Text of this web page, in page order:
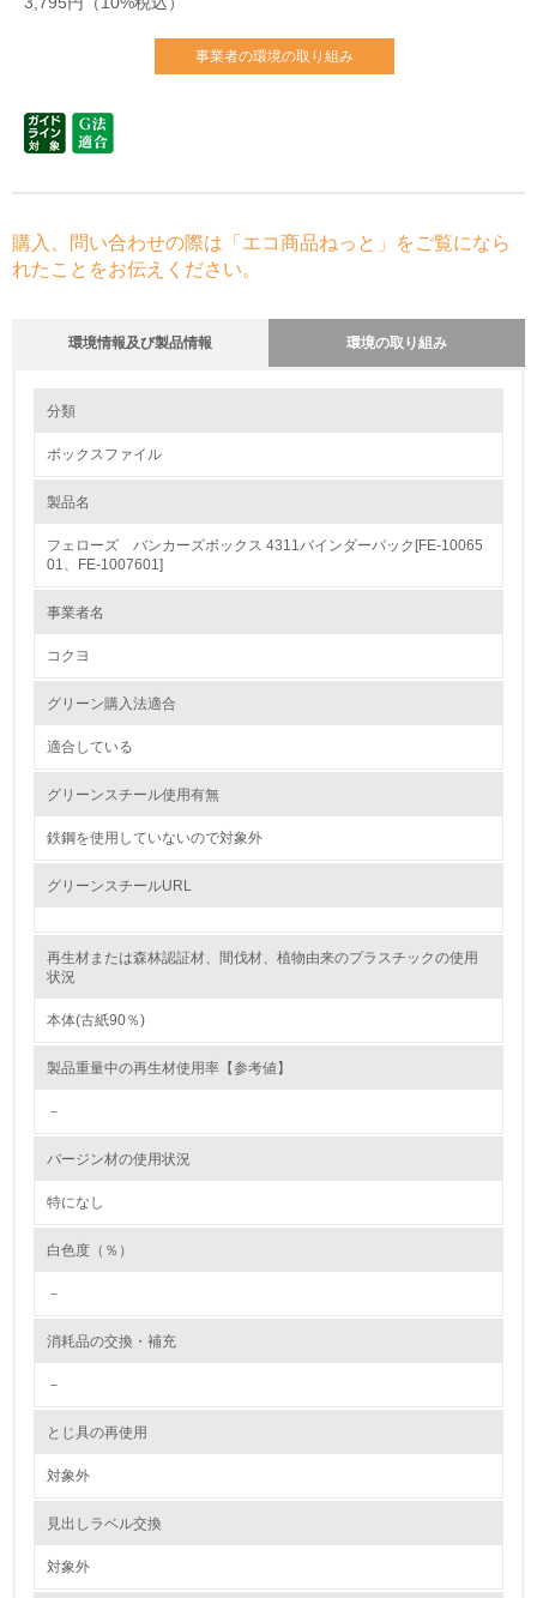
事業者の環境の取り組み
購入、問い合わせの際は「エコ商品ねっと」をご覧になら
れたことをお伝えください。
環境情報及び製品情報 環境の取り組み
1.環境取り組み体制
環境方針を持っている
環境対応の責任体制を定めている
環境問題に関する従業員教育を行っている
自社に関係する主要な環境法規制を把握し、順守している
レベル2
かしている
従業員が環境方針に基づいて自分の業務の中で行うべき環
→ 導入している規格名 ISO14001
第三者認証を取得している
分類
ボックスファイル
製品名
フェローズ バンカーズボックス 4311バインダーパック[FE-10065
01、FE-1007601]
事業者名
コクヨ
グリーン購入法適合
適合している
グリーンスチール使用有無
鉄鋼を使用していないので対象外
グリーンスチールURL
再生材または森林認証材、間伐材、植物由来のプラスチックの使用
状況
本体(古紙90％)
製品重量中の再生材使用率【参考値】
－
バージン材の使用状況
特になし
白色度（％）
－
消耗品の交換・補充
－
とじ具の再使用
対象外
見出しラベル交換
対象外